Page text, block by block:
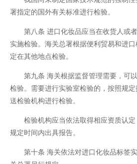
署指定的国外有关标准进行检验。
第八条 进口化妆品应当在收货人或
实施检验。海关总署根据便利贸易和进
定在其他地点检验。
第九条 海关根据监督管理需要，可
检验。需要进行实验室检验的，按照规定
送检验机构进行检验。
检验机构应当依法取得相应资质认
规定时间内出具报告。
第十条 海关依法对进口化妆品标签